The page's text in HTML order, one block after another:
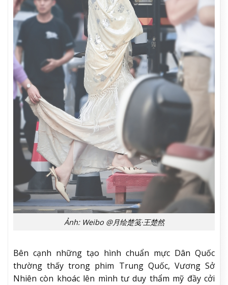
Ảnh: Weibo @月绘楚笺·王楚然
Bên cạnh những tạo hình chuẩn mực Dân Quốc
thường thấy trong phim Trung Quốc, Vương Sở
Nhiên còn khoác lên mình tư duy thẩm mỹ đầy cởi